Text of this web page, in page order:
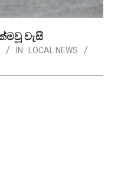
වැසි
IN:
LOCAL NEWS